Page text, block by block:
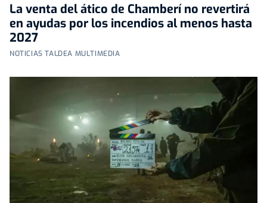
La venta del ático de Chamberí no revertirá
en ayudas por los incendios al menos hasta
2027
NOTICIAS TALDEA MULTIMEDIA